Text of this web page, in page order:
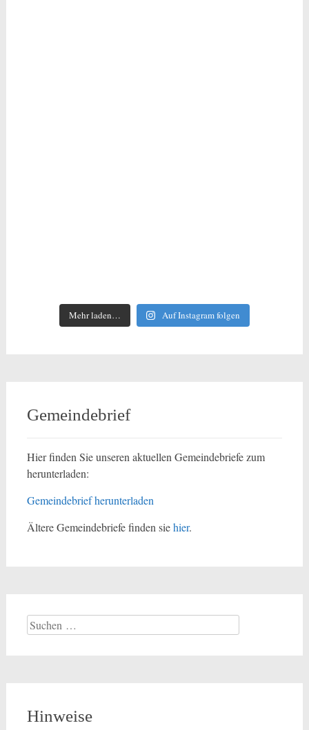
Mehr laden… Auf Instagram folgen
Gemeindebrief
Hier finden Sie unseren aktuellen Gemeindebriefe zum
herunterladen:
Gemeindebrief herunterladen
Ältere Gemeindebriefe finden siehier.
Suchen
nach:
Hinweise